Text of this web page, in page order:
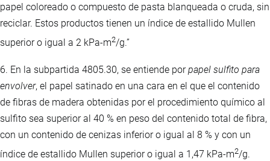
papel coloreado o compuesto de pasta blanqueada o cruda, sin
reciclar. Estos productos tienen un índice de estallido Mullen
superior o igual a 2 kPa-m2/g.”
6. En la subpartida 4805.30, se entiende porpapel sulfito para
envolver, el papel satinado en una cara en el que el contenido
de fibras de madera obtenidas por el procedimiento químico al
sulfito sea superior al 40 % en peso del contenido total de fibra,
con un contenido de cenizas inferior o igual al 8 % y con un
índice de estallido Mullen superior o igual a 1,47 kPa-m2/g.